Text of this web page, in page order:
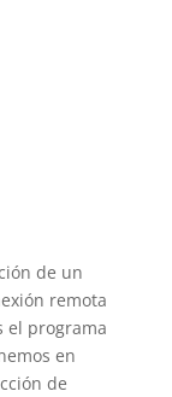
de un
remota
el programa
en
de